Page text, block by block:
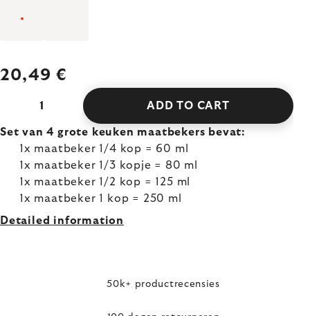
20,49 €
ADD TO CART
Set van 4 grote keuken maatbekers bevat:
1x maatbeker 1/4 kop = 60 ml
1x maatbeker 1/3 kopje = 80 ml
1x maatbeker 1/2 kop = 125 ml
1x maatbeker 1 kop = 250 ml
Detailed information
50k+ productrecensies